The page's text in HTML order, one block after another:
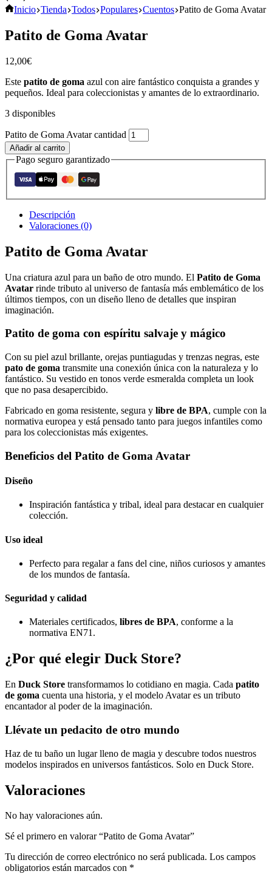
Inicio Tienda Todos Populares Cuentos Patito de Goma Avatar
Patito de Goma Avatar
12,00€
Este patito de goma azul con aire fantástico conquista a grandes y
pequeños. Ideal para coleccionistas y amantes de lo extraordinario.
3 disponibles
Patito de Goma Avatar cantidad
Añadir al carrito
Pago seguro garantizado
Descripción
Valoraciones (0)
Patito de Goma Avatar
Una criatura azul para un baño de otro mundo. El Patito de Goma
Avatar rinde tributo al universo de fantasía más emblemático de los
últimos tiempos, con un diseño lleno de detalles que inspiran
imaginación.
Patito de goma con espíritu salvaje y mágico
Con su piel azul brillante, orejas puntiagudas y trenzas negras, este
pato de goma transmite una conexión única con la naturaleza y lo
fantástico. Su vestido en tonos verde esmeralda completa un look
que no pasa desapercibido.
Fabricado en goma resistente, segura y libre de BPA, cumple con la
normativa europea y está pensado tanto para juegos infantiles como
para los coleccionistas más exigentes.
Beneficios del Patito de Goma Avatar
Diseño
Inspiración fantástica y tribal, ideal para destacar en cualquier
colección.
Uso ideal
Perfecto para regalar a fans del cine, niños curiosos y amantes
de los mundos de fantasía.
Seguridad y calidad
Materiales certificados, libres de BPA, conforme a la
normativa EN71.
¿Por qué elegir Duck Store?
En Duck Store transformamos lo cotidiano en magia. Cada patito
de goma cuenta una historia, y el modelo Avatar es un tributo
encantador al poder de la imaginación.
Llévate un pedacito de otro mundo
Haz de tu baño un lugar lleno de magia y descubre todos nuestros
modelos inspirados en universos fantásticos. Solo en Duck Store.
Valoraciones
No hay valoraciones aún.
Sé el primero en valorar “Patito de Goma Avatar”
Tu dirección de correo electrónico no será publicada. Los campos
obligatorios están marcados con *